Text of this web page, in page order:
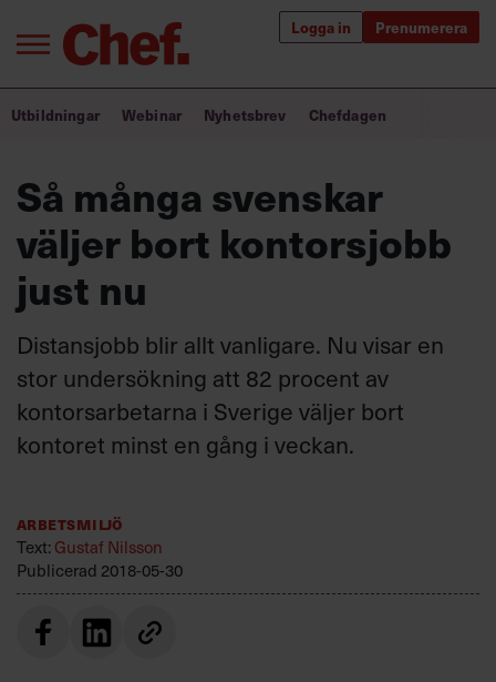
Logga in Prenumerera
Annonsera
Om oss
Villkor och policy för
personuppgiftsbehandling
efter:
Bra ledare förändrar världen
Utbildning för ledare
Chefakademin+
Utbildningar Webinar Nyhetsbrev Chefdagen
Så många svenskar
väljer bort kontorsjobb
just nu
Distansjobb blir allt vanligare. Nu visar en
stor undersökning att 82 procent av
kontorsarbetarna i Sverige väljer bort
kontoret minst en gång i veckan.
Arbetsmiljö
Text: Gustaf Nilsson
Publicerad 2018-05-30